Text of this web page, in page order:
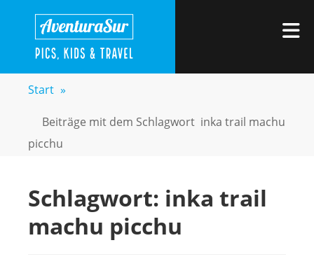
springen
AVENTURASUR
Start »
Beiträge mit dem Schlagwort inka trail machu
picchu
Schlagwort: inka trail
machu picchu